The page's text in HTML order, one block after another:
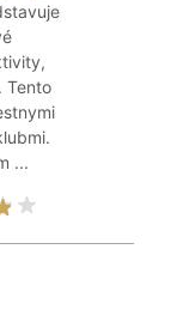
Tento
...